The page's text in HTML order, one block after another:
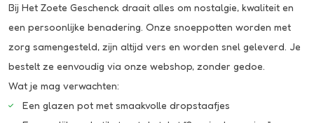
Bij Het Zoete Geschenck draait alles om nostalgie, kwaliteit en
een persoonlijke benadering. Onze snoeppotten worden met
zorg samengesteld, zijn altijd vers en worden snel geleverd. Je
bestelt ze eenvoudig via onze webshop, zonder gedoe.
Wat je mag verwachten:
Een glazen pot met smaakvolle dropstaafjes